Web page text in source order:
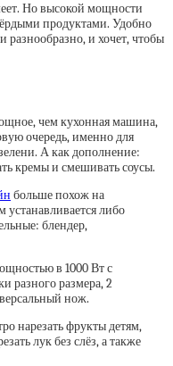
Но высокой мощности
продуктами. Удобно
разнообразно, и хочет, чтобы
чем кухонная машина,
очередь, именно для
А как дополнение:
кремы и смешивать соусы.
больше похож на
либо
блендер,
в 1000 Вт с
разного размера, 2
нож.
нарезать фрукты детям,
лук без слёз, а также